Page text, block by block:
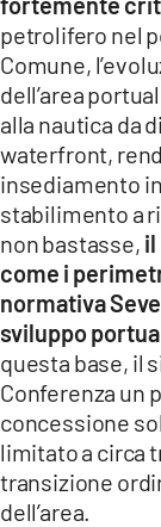
petrolifero nel
Comune,
dell’area
alla nautica da
waterfront,
insediamento
stabilimento a
non bastasse, il
come i
normativa
sviluppo
questa base, il
Conferenza un
concessione
limitato a circa
transizione
dell’area.